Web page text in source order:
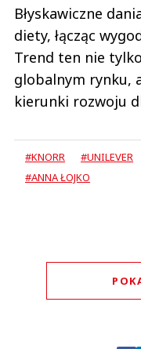
Błyskawiczne
diety, łącząc
Trend ten nie
globalnym rynku,
kierunki rozwoju
#KNORR #UNILEVER
#ANNA ŁOJKO